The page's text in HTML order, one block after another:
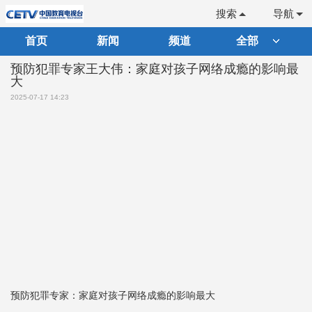
导航
搜索
首页 新闻 频道 全部
预防犯罪专家王大伟：家庭对孩子网络成瘾的影响最
大
2025-07-17 14:23
预防犯罪专家：家庭对孩子网络成瘾的影响最大